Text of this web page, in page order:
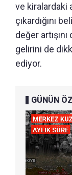
ve kiralardaki
çıkardığını
değer
gelirini de
ediyor.
GÜNÜN